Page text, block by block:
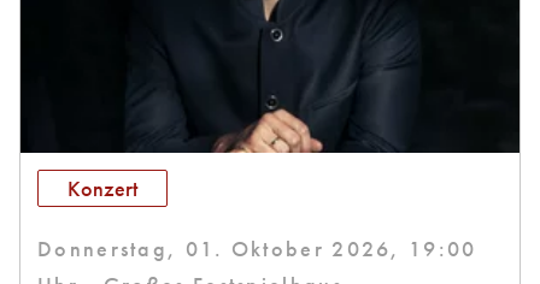
Konzert
Donnerstag, 01. Oktober 2026, 19:00